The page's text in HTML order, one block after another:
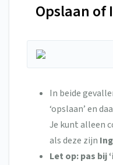
Opslaan of
In beide
‘opslaan’ en
Je kunt alleen
als deze zijn
Let op: pas bij